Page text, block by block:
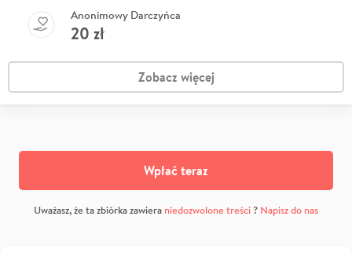
Anonimowy Darczyńca
20 zł
Zobacz więcej
Wpłać teraz
Uważasz, że ta zbiórka zawiera niedozwolone treści? Napisz do nas